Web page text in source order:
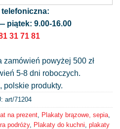
telefoniczna:
piątek: 9.00-16.00
31 71 81
zamówień powyżej 500 zł
5-8 dni roboczych.
polskie produkty.
art/71204
na prezent Plakaty brązowe, sepia
podróży, Plakaty do kuchni plakaty